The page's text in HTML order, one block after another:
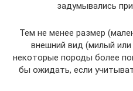
задумывались
Тем не менее размер
внешний вид (милый
некоторые породы более
бы ожидать, если